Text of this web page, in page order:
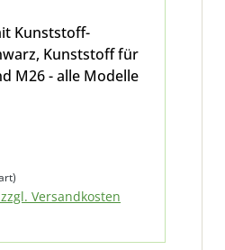
Kunststoff-
Kunststoff für
M26 - alle Modelle
Versandkosten